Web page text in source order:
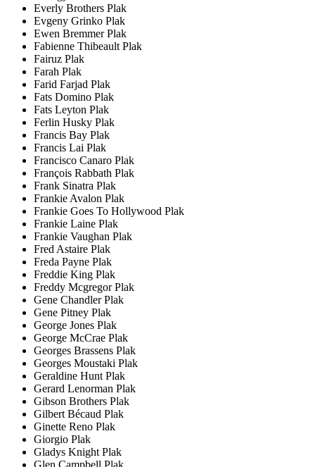
Everly Brothers Plak
Evgeny Grinko Plak
Ewen Bremmer Plak
Fabienne Thibeault Plak
Fairuz Plak
Farah Plak
Farid Farjad Plak
Fats Domino Plak
Fats Leyton Plak
Ferlin Husky Plak
Francis Bay Plak
Francis Lai Plak
Francisco Canaro Plak
François Rabbath Plak
Frank Sinatra Plak
Frankie Avalon Plak
Frankie Goes To Hollywood Plak
Frankie Laine Plak
Frankie Vaughan Plak
Fred Astaire Plak
Freda Payne Plak
Freddie King Plak
Freddy Mcgregor Plak
Gene Chandler Plak
Gene Pitney Plak
George Jones Plak
George McCrae Plak
Georges Brassens Plak
Georges Moustaki Plak
Geraldine Hunt Plak
Gerard Lenorman Plak
Gibson Brothers Plak
Gilbert Bécaud Plak
Ginette Reno Plak
Giorgio Plak
Gladys Knight Plak
Glen Campbell Plak